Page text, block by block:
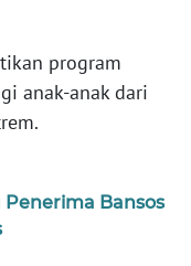
program
anak-anak dari
Penerima Bansos